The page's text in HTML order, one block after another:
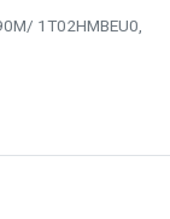
1T02HMBEU0,